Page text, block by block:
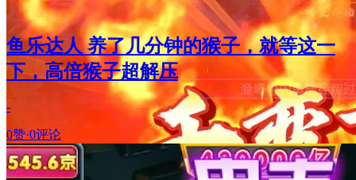
鱼乐达人 养了几分钟的猴子，就等这一
下，高倍猴子超解压
-
0赞·0评论